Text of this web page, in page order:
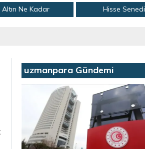
Altın Ne Kadar Hisse Senedi
uzmanpara Gündemi